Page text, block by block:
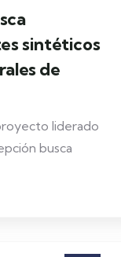
sintéticos
de
liderado
busca